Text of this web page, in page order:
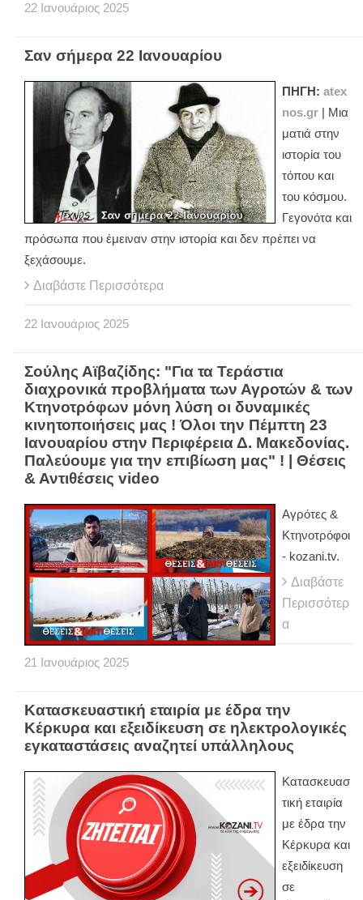
22 Ιανουάριος 2025
Σαν σήμερα 22 Ιανουαρίου
ΠΗΓΗ: atex
nos.gr
| Μια
ματιά στην
ιστορία του
τόπου και
του κόσμου.
Γεγονότα και
πρόσωπα που έμειναν στην ιστορία και δεν πρέπει να
ξεχάσουμε.
Διαβάστε Περισσότερα
22 Ιανουάριος 2025
Σούλης Αϊβαζίδης: "Για τα Τεράστια
διαχρονικά προβλήματα των Αγροτών & των
Κτηνοτρόφων μόνη λύση οι δυναμικές
κινητοποιήσεις μας ! Όλοι την Πέμπτη 23
Ιανουαρίου στην Περιφέρεια Δ. Μακεδονίας.
Παλεύουμε για την επιβίωση μας" ! | Θέσεις
& Αντιθέσεις video
Αγρότες &
Κτηνοτρόφοι
- kozani.tv.
Διαβάστε
Περισσότερ
α
21 Ιανουάριος 2025
Κατασκευαστική εταιρία με έδρα την
Κέρκυρα και εξειδίκευση σε ηλεκτρολογικές
εγκαταστάσεις αναζητεί υπάλληλους
Κατασκευασ
τική εταιρία
με έδρα την
Κέρκυρα και
εξειδίκευση
σε